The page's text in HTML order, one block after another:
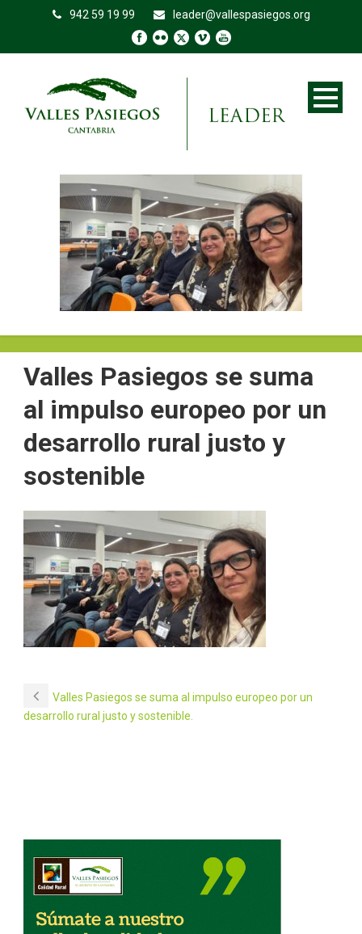
942 59 19 99 leader@vallespasiegos.org
Valles Pasiegos se suma
al impulso europeo por un
desarrollo rural justo y
sostenible
Valles Pasiegos se suma al impulso europeo por un
desarrollo rural justo y sostenible.